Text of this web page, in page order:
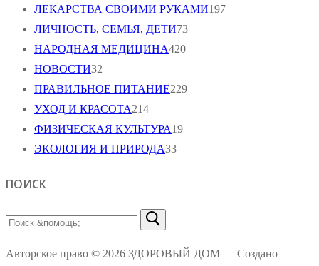
ЛЕКАРСТВА СВОИМИ РУКАМИ197
ЛИЧНОСТЬ, СЕМЬЯ, ДЕТИ73
НАРОДНАЯ МЕДИЦИНА420
НОВОСТИ32
ПРАВИЛЬНОЕ ПИТАНИЕ229
УХОД И КРАСОТА214
ФИЗИЧЕСКАЯ КУЛЬТУРА19
ЭКОЛОГИЯ И ПРИРОДА33
ПОИСК
Найти:
Авторское право © 2026 ЗДОРОВЫЙ ДОМ — Создано